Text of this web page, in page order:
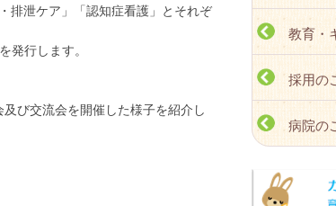
排泄ケア」「認知症看護」とそれぞ
発行します。
び交流会を開催した様子を紹介し
教育・
採用の
病院の